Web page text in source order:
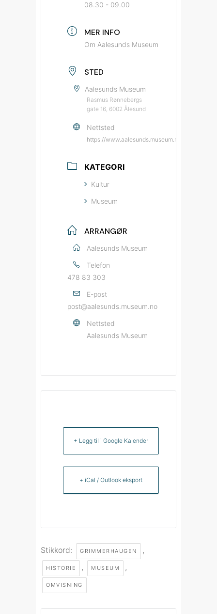
08.30 - 09.00
MER INFO
Om Aalesunds Museum
STED
Aalesunds Museum
Rasmus Rønnebergs
gate 16, 6002 Ålesund
Nettsted
https://www.aalesunds.museum.no/
KATEGORI
Kultur
Museum
ARRANGØR
Aalesunds Museum
Telefon
478 83 303
E-post
post@aalesunds.museum.no
Nettsted
Aalesunds Museum
+ Legg til i Google Kalender
+ iCal / Outlook eksport
Stikkord: GRIMMERHAUGEN ,
HISTORIE , MUSEUM ,
OMVISNING